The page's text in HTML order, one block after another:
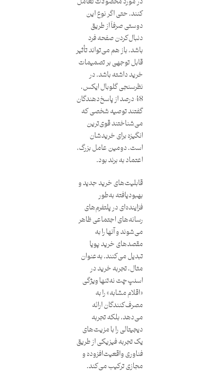
کنند. حتی اگر نوع این
دوستی صرفاً از طریق
دنبال‌کردن صفحه فرد
باشد، باز هم می‌تواند تأثیر
قابل توجهی بر تصمیمات
خرید داشته باشد. در
نظرسنجی گلوبال ایکس،
48 درصد از پاسخ‌دهندگان
گفتند توصیه شخصی که
می‌شناختند قوی‌ترین
انگیزه برای خریدشان
است. دومین عامل بزرگ،
اعتماد به برند بود.
قابلیت‌های خرید جدید و
بهبودیافته به‌طور
فزاینده‌ای در پلتفرم‌های
رسانه‌های اجتماعی ظاهر
می‌شوند و آنها را به
مقصدهای خرید پویا
تبدیل می‌کنند. به‌عنوان
مثال، تجربه خرید در
اسنپ‌چت نه‌تنها ویژگی
«اقلام مشابه» را به
مصرف‌کنندگان ارائه
می‌دهد، بلکه تجربه
دیجیتالی را با مزیت‌های
یک تجربه فیزیکی از طریق
فناوری واقعیت‌افزوده و
مجازی ترکیب می‌کند.